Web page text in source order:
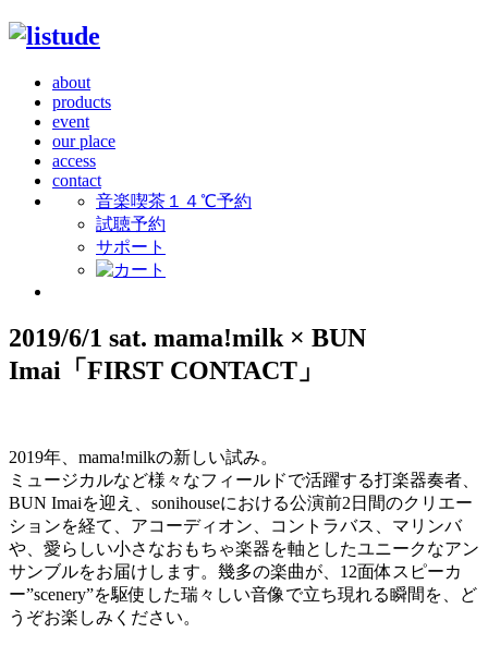
about
products
event
our place
access
contact
音楽喫茶１４℃予約
試聴予約
サポート
2019/6/1 sat. mama!milk × BUN
Imai「FIRST CONTACT」
2019年、mama!milkの新しい試み。
ミュージカルなど様々なフィールドで活躍する打楽器奏者、
BUN Imaiを迎え、sonihouseにおける公演前2日間のクリエー
ションを経て、アコーディオン、コントラバス、マリンバ
や、愛らしい小さなおもちゃ楽器を軸としたユニークなアン
サンブルをお届けします。幾多の楽曲が、12面体スピーカ
ー”scenery”を駆使した瑞々しい音像で立ち現れる瞬間を、ど
うぞお楽しみください。